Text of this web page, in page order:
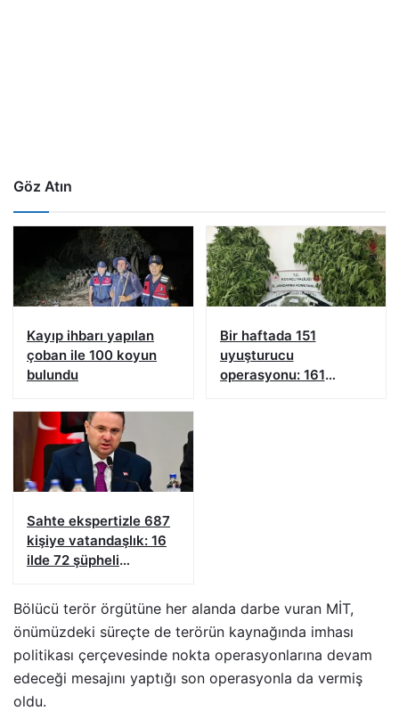
Göz Atın
Kayıp ihbarı yapılan
çoban ile 100 koyun
bulundu
Bir haftada 151
uyuşturucu
operasyonu: 161
Sahte ekspertizle 687
kişiye vatandaşlık: 16
ilde 72 şüpheli
Bölücü terör örgütüne her alanda darbe vuran MİT,
önümüzdeki süreçte de terörün kaynağında imhası
politikası çerçevesinde nokta operasyonlarına devam
edeceği mesajını yaptığı son operasyonla da vermiş
oldu.